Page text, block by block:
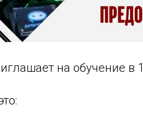
на обучение в